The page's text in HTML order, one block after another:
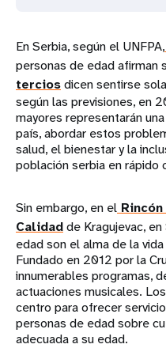
En Serbia, según el UNFPA,
personas de edad afirman
terciosdicen sentirse
según las previsiones, en
mayores representarán
país, abordar estos
salud, el bienestar y la
población serbia en rápido
Sin embargo, en el
Calidadde Kragujevac,
edad son el alma de la
Fundado en 2012 por la
innumerables programas,
actuaciones musicales.
centro para ofrecer
personas de edad sobre
adecuada a su edad.